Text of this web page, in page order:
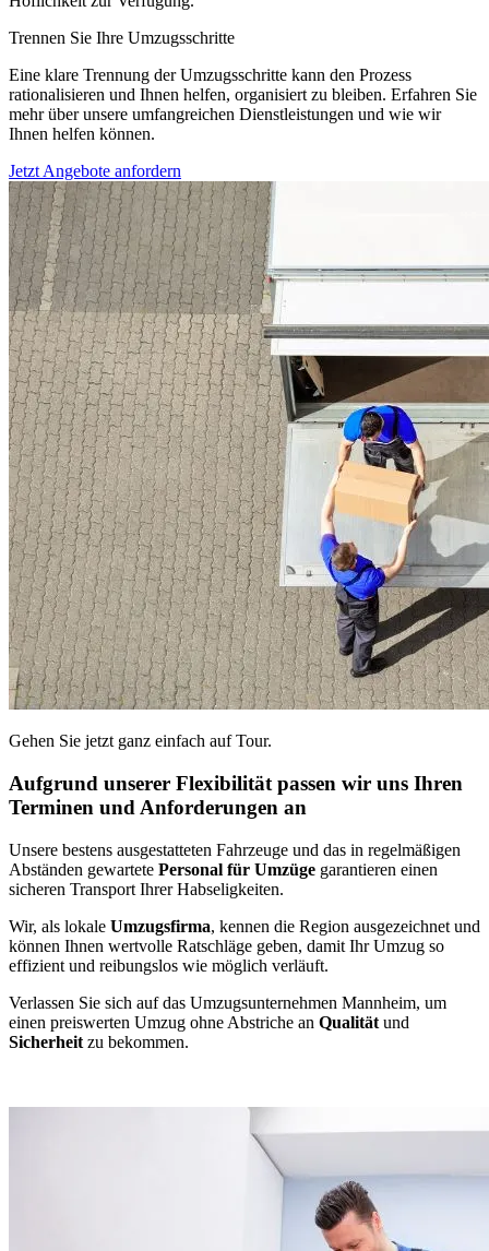
Trennen Sie Ihre Umzugsschritte
Eine klare Trennung der Umzugsschritte kann den Prozess
rationalisieren und Ihnen helfen, organisiert zu bleiben. Erfahren Sie
mehr über unsere umfangreichen Dienstleistungen und wie wir
Ihnen helfen können.
Jetzt Angebote anfordern
Gehen Sie jetzt ganz einfach auf Tour.
Aufgrund unserer Flexibilität passen wir uns Ihren
Terminen und Anforderungen an
Unsere bestens ausgestatteten Fahrzeuge und das in regelmäßigen
Abständen gewartete Personal für Umzüge garantieren einen
sicheren Transport Ihrer Habseligkeiten.
Wir, als lokale Umzugsfirma, kennen die Region ausgezeichnet und
können Ihnen wertvolle Ratschläge geben, damit Ihr Umzug so
effizient und reibungslos wie möglich verläuft.
Verlassen Sie sich auf das Umzugsunternehmen Mannheim, um
einen preiswerten Umzug ohne Abstriche an Qualität und
Sicherheit zu bekommen.